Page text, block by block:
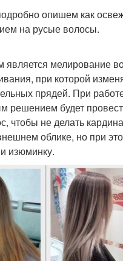
опишем как
на русые волосы.
мелирование
при которой
прядей. При
решением будет
чтобы не делать
облике, но при
изюминку.